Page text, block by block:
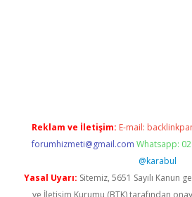
Reklam ve İletişim: E-mail:
forumhizmeti@gmail.com Whatsapp:
@karabul
Yasal Uyarı: Sitemiz, 5651 Sayılı Kanun
ve İletişim Kurumu (BTK) tarafından